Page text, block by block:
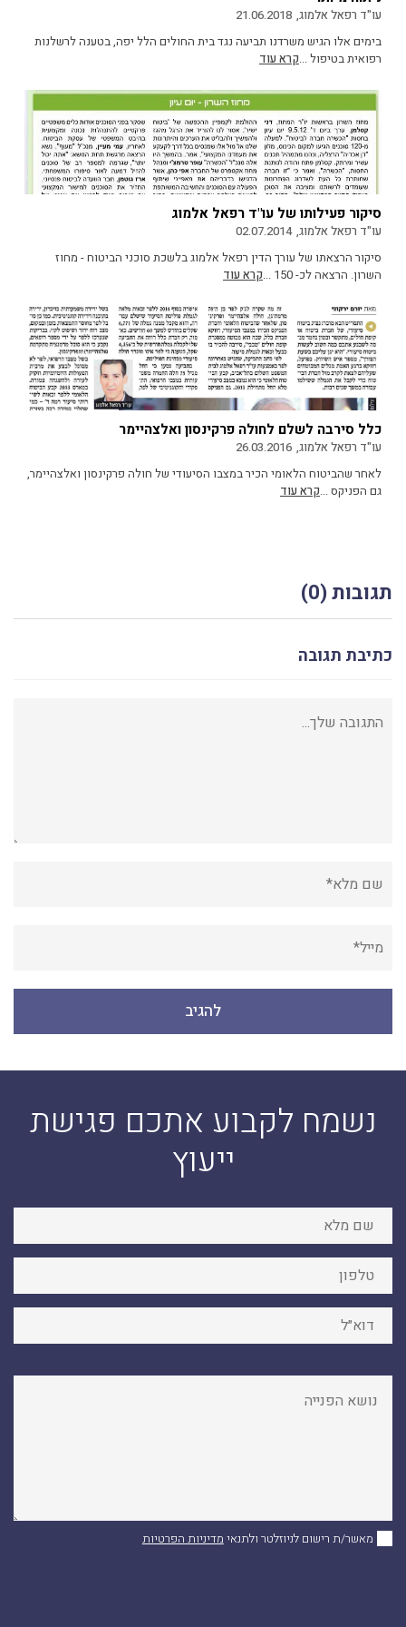
עו"ד רפאל אלמוג, 21.06.2018
בימים אלו הגיש משרדנו תביעה נגד בית החולים הלל יפה, בטענה לרשלנות
רפואית בטיפול ...קרא עוד
סיקור פעילותו של עו"ד רפאל אלמוג
עו"ד רפאל אלמוג, 02.07.2014
סיקור הרצאתו של עורך הדין רפאל אלמוג בלשכת סוכני הביטוח - מחוז
השרון. הרצאה לכ- 150 ...
קרא עוד
כלל סירבה לשלם לחולה פרקינסון ואלצהיימר
עו"ד רפאל אלמוג, 26.03.2016
לאחר שהביטוח הלאומי הכיר במצבו הסיעודי של חולה פרקינסון ואלצהיימר,
גם הפניקס ...קרא עוד
תגובות (0)
כתיבת תגובה
נשמח לקבוע אתכם פגישת
ייעוץ
מאשר/ת רישום לניוזלטר ולתנאי מדיניות הפרטיות